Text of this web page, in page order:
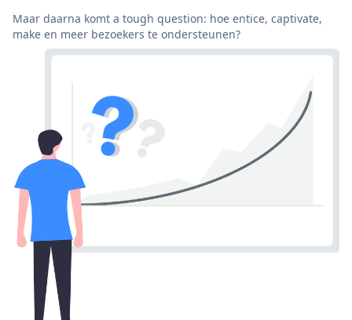
Maar daarna komt a tough question: hoe entice, captivate,
make en meer bezoekers te ondersteunen?